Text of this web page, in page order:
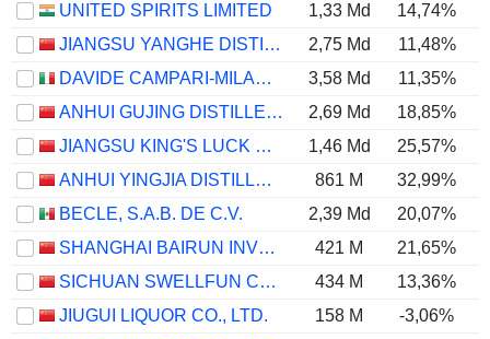
UNITED SPIRITS LIMITED
1,33 Md 14,74%
JIANGSU YANGHE DISTILLERY CO., LTD.
2,75 Md 11,48%
DAVIDE CAMPARI-MILANO N.V.
3,58 Md 11,35%
ANHUI GUJING DISTILLERY CO., LTD.
2,69 Md 18,85%
JIANGSU KING'S LUCK BREWERY JOINT-STOCK CO.,LTD.
1,46 Md 25,57%
ANHUI YINGJIA DISTILLERY CO., LTD.
861 M 32,99%
BECLE, S.A.B. DE C.V.
2,39 Md 20,07%
SHANGHAI BAIRUN INVESTMENT HOLDING GROUP CO., LTD.
421 M 21,65%
SICHUAN SWELLFUN CO.,LTD
434 M 13,36%
JIUGUI LIQUOR CO., LTD.
158 M -3,06%